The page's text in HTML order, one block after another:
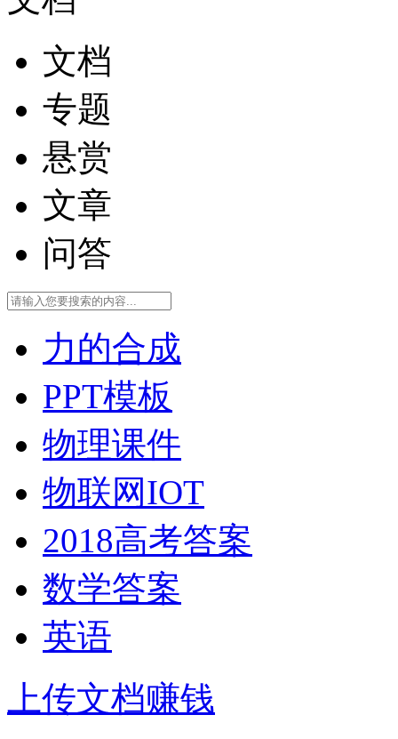
文档
专题
悬赏
文章
问答
力的合成
PPT模板
物理课件
物联网IOT
2018高考答案
数学答案
英语
上传文档赚钱